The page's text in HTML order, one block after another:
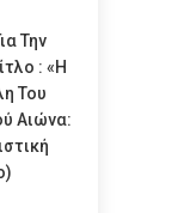
Την
: «Η
Του
Αιώνα: